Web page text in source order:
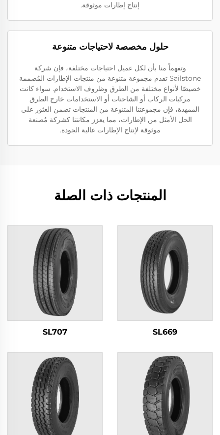
إنتاج إطارات موثوقة.
حلول مخصصة لاحتياجات متنوعة
وتفهماً منا بأن لكل عميل احتياجات مختلفة، فإن شركة
Sailstone تقدم مجموعة متنوعة من منتجات الإطارات المُصممة
خصيصًا لأنواع مختلفة من الطرق وظروف الاستخدام. سواء كانت
مركبات الركاب أو الشاحنات أو الاستخدامات خارج الطرق
الممهدة، فإن مجموعتنا المتنوعة من المنتجات تضمن العثور على
الحل الأمثل من الإطارات، مما يعزز مكانتنا كشركة مُصنعة
موثوقة لإنتاج الإطارات عالية الجودة.
المنتجات ذات الصلة
SL669
SL707